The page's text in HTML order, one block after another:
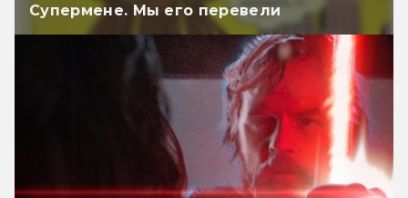
Супермене. Мы его перевели